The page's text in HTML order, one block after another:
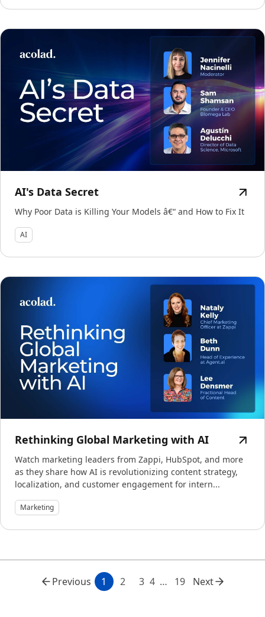
AI's Data Secret
Why Poor Data is Killing Your Models â€“ and How to Fix It
AI
Rethinking Global Marketing with AI
Watch marketing leaders from Zappi, HubSpot, and more
as they share how AI is revolutionizing content strategy,
localization, and customer engagement for intern...
Marketing
Previous 1 2 3 4 19 Next